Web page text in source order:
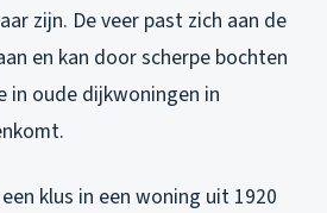
zijn. De veer past zich aan de
en kan door scherpe bochten
in oude dijkwoningen in
klus in een woning uit 1920